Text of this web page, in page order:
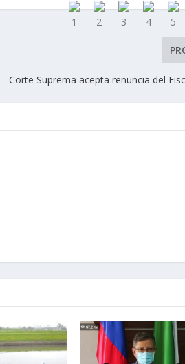
Corte Suprema acepta renuncia del